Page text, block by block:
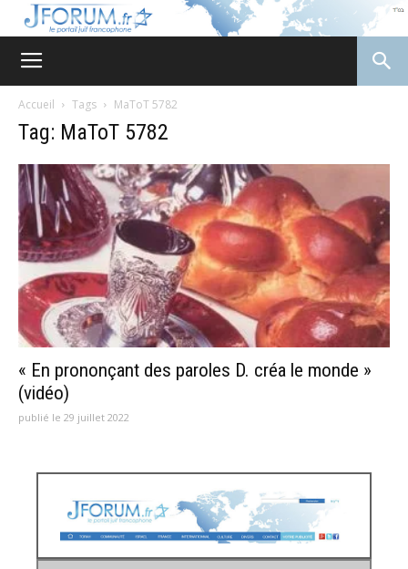
Accueil Tags MaToT 5782
Tag: MaToT 5782
« En prononçant des paroles D. créa le monde »
(vidéo)
publié le 29 juillet 2022